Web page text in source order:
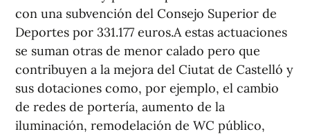
con una subvención del Consejo Superior de
Deportes por 331.177 euros.A estas actuaciones
se suman otras de menor calado pero que
contribuyen a la mejora del Ciutat de Castelló y
sus dotaciones como, por ejemplo, el cambio
de redes de portería, aumento de la
iluminación, remodelación de WC público,